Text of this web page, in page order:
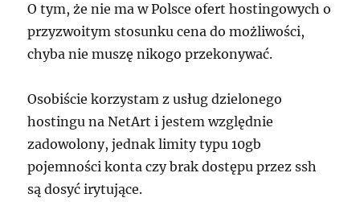
O tym, że nie ma w Polsce ofert hostingowych o
przyzwoitym stosunku cena do możliwości,
chyba nie muszę nikogo przekonywać.
Osobiście korzystam z usług dzielonego
hostingu na NetArt i jestem względnie
zadowolony, jednak limity typu 10gb
pojemności konta czy brak dostępu przez ssh
są dosyć irytujące.